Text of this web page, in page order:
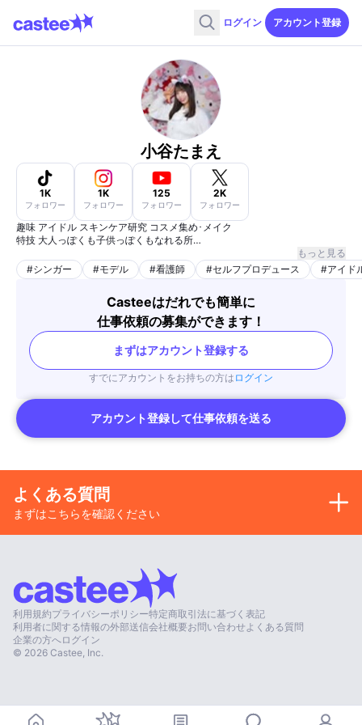
ログイン アカウント登録
小谷たまえ
1K
フォロワー
1K
フォロワー
125
フォロワー
2K
フォロワー
趣味 アイドル スキンケア研究 コスメ集め･メイク
特技 大人っぽくも子供っぽくもなれる所
身長163cm 体重47キロ
2020年Bestofmiss滋賀ファイナリスト
2023年ミスアース滋賀ファイナリスト
関西･名古屋のライブハウスにてライブをしています。
ネットラジオハピたま毎日放送中です！
毎週びわモニのアシスタントとしてレギュラー出演中！(びわ湖放送でも放
送中❣️)
びわカンの番組にも出演しています！
撮影会をしたり、生写真撮影など色々しているので
撮影にはある程度慣れていると思います！
3stone 小谷たまえ
もっと見る
#シンガー #モデル #看護師 #セルフプロデュース #アイド
Casteeはだれでも簡単に
仕事依頼の募集ができます！
まずはアカウント登録する
すでにアカウントをお持ちの方は ログイン
アカウント登録して仕事依頼を送る
よくある質問
まずはこちらを確認ください
利用規約プライバシーポリシー特定商取引法に基づく表記
利用者に関する情報の外部送信会社概要お問い合わせ よくある質問
企業の方へログイン
© 2026 Castee, Inc.